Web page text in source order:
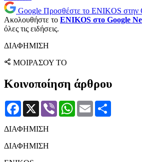
Google Προσθέστε το ENIKOS στην
Ακολουθήστε το ENIKOS στο Google
όλες τις ειδήσεις.
ΔΙΑΦΗΜΙΣΗ
ΜΟΙΡΑΣΟΥ ΤΟ
Κοινοποίηση άρθρου
Facebook
X Viber WhatsApp
Email
ΔΙΑΦΗΜΙΣΗ
ΔΙΑΦΗΜΙΣΗ